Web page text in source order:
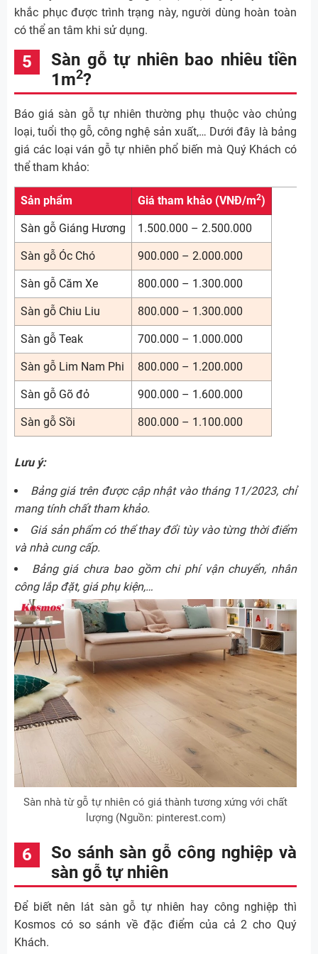
khắc phục được trình trạng này, người dùng hoàn toàn
có thể an tâm khi sử dụng.
Sàn gỗ tự nhiên bao nhiêu tiền
1m2?
Báo giá sàn gỗ tự nhiên thường phụ thuộc vào chủng
loại, tuổi thọ gỗ, công nghệ sản xuất,… Dưới đây là bảng
giá các loại ván gỗ tự nhiên phổ biến mà Quý Khách có
thể tham khảo:
Sản phẩm Giá tham khảo (VNĐ/m2)
Sàn gỗ Giáng Hương 1.500.000 – 2.500.000
Sàn gỗ Óc Chó 900.000 – 2.000.000
Sàn gỗ Căm Xe 800.000 – 1.300.000
Sàn gỗ Chiu Liu 800.000 – 1.300.000
Sàn gỗ Teak 700.000 – 1.000.000
Sàn gỗ Lim Nam Phi 800.000 – 1.200.000
Sàn gỗ Gõ đỏ 900.000 – 1.600.000
Sàn gỗ Sồi 800.000 – 1.100.000
Lưu ý:
Bảng giá trên được cập nhật vào tháng 11/2023, chỉ
mang tính chất tham khảo.
Giá sản phẩm có thể thay đổi tùy vào từng thời điểm
và nhà cung cấp.
Bảng giá chưa bao gồm chi phí vận chuyển, nhân
công lắp đặt, giá phụ kiện,…
Sàn nhà từ gỗ tự nhiên có giá thành tương xứng với chất
lượng (Nguồn: pinterest.com)
So sánh sàn gỗ công nghiệp và
sàn gỗ tự nhiên
Để biết nên lát sàn gỗ tự nhiên hay công nghiệp thì
Kosmos có so sánh về đặc điểm của cả 2 cho Quý
Khách.